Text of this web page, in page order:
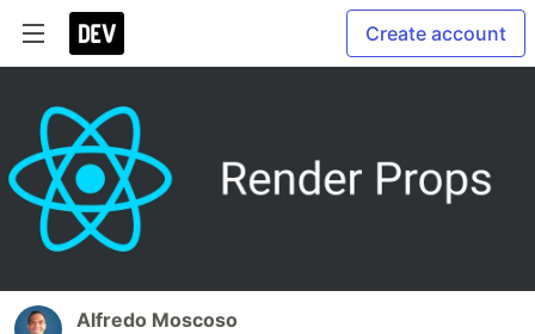
Create account
Alfredo Moscoso